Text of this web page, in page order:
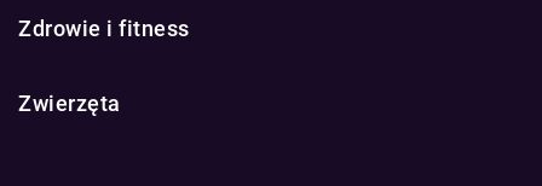
Zdrowie i fitness
Zwierzęta